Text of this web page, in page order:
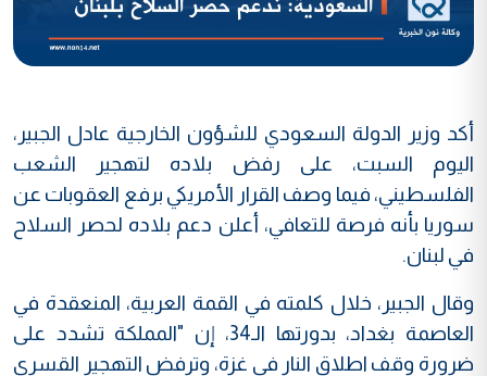
أكد وزير الدولة السعودي للشؤون الخارجية عادل الجبير،
اليوم السبت، على رفض بلاده لتهجير الشعب
الفلسطيني، فيما وصف القرار الأمريكي برفع العقوبات عن
سوريا بأنه فرصة للتعافي، أعلن دعم بلاده لحصر السلاح
في لبنان.
وقال الجبير، خلال كلمته في القمة العربية، المنعقدة في
العاصمة بغداد، بدورتها الـ34، إن "المملكة تشدد على
ضرورة وقف اطلاق النار في غزة، وترفض التهجير القسري